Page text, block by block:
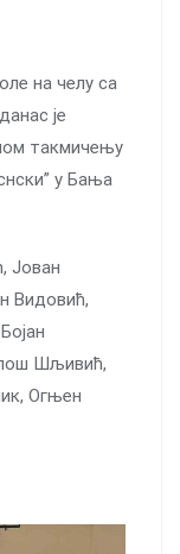
на челу са
је
такмичењу
у Бања
Јован
Видовић,
Шљивић,
Огњен